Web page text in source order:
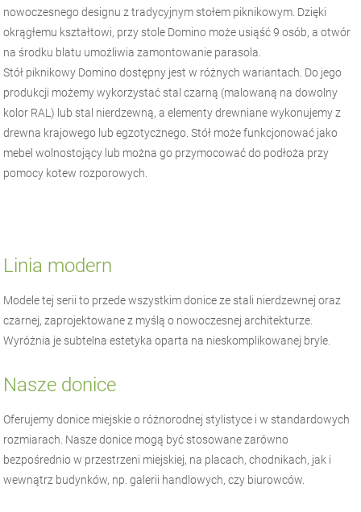
nowoczesnego designu z tradycyjnym stołem piknikowym. Dzięki
okrągłemu kształtowi, przy stole Domino może usiąść 9 osób, a otwór
na środku blatu umożliwia zamontowanie parasola.
Stół piknikowy Domino dostępny jest w różnych wariantach. Do jego
produkcji możemy wykorzystać stal czarną (malowaną na dowolny
kolor RAL) lub stal nierdzewną, a elementy drewniane wykonujemy z
drewna krajowego lub egzotycznego. Stół może funkcjonować jako
mebel wolnostojący lub można go przymocować do podłoża przy
pomocy kotew rozporowych.
Linia modern
Modele tej serii to przede wszystkim donice ze stali nierdzewnej oraz
czarnej, zaprojektowane z myślą o nowoczesnej architekturze.
Wyróżnia je subtelna estetyka oparta na nieskomplikowanej bryle.
Nasze donice
Oferujemy donice miejskie o różnorodnej stylistyce i w standardowych
rozmiarach. Nasze donice mogą być stosowane zarówno
bezpośrednio w przestrzeni miejskiej, na placach, chodnikach, jak i
wewnątrz budynków, np. galerii handlowych, czy biurowców.